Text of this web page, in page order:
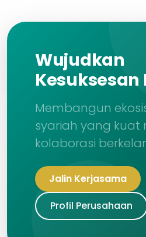
Wujudkan
Kesuksesan
Membangun
syariah yang kuat
kolaborasi
Jalin Kerjasama
Profil Perusahaan